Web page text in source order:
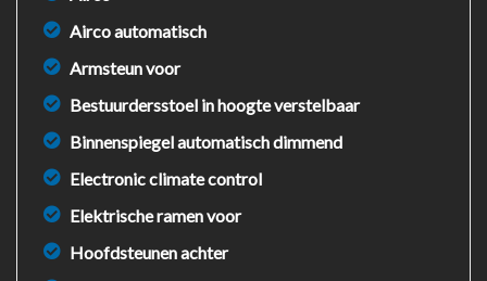
Airco automatisch
Armsteun voor
Bestuurdersstoel in hoogte verstelbaar
Binnenspiegel automatisch dimmend
Electronic climate control
Elektrische ramen voor
Hoofdsteunen achter